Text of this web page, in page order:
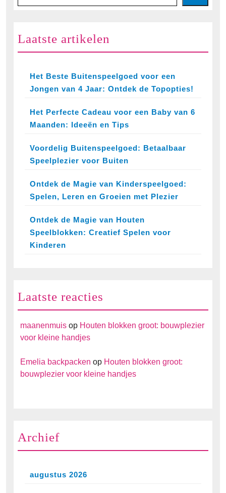
Laatste artikelen
Het Beste Buitenspeelgoed voor een
Jongen van 4 Jaar: Ontdek de Topopties!
Het Perfecte Cadeau voor een Baby van 6
Maanden: Ideeën en Tips
Voordelig Buitenspeelgoed: Betaalbaar
Speelplezier voor Buiten
Ontdek de Magie van Kinderspeelgoed:
Spelen, Leren en Groeien met Plezier
Ontdek de Magie van Houten
Speelblokken: Creatief Spelen voor
Kinderen
Laatste reacties
maanenmuis op Houten blokken groot: bouwplezier
voor kleine handjes
Emelia backpacken op Houten blokken groot:
bouwplezier voor kleine handjes
Archief
augustus 2026